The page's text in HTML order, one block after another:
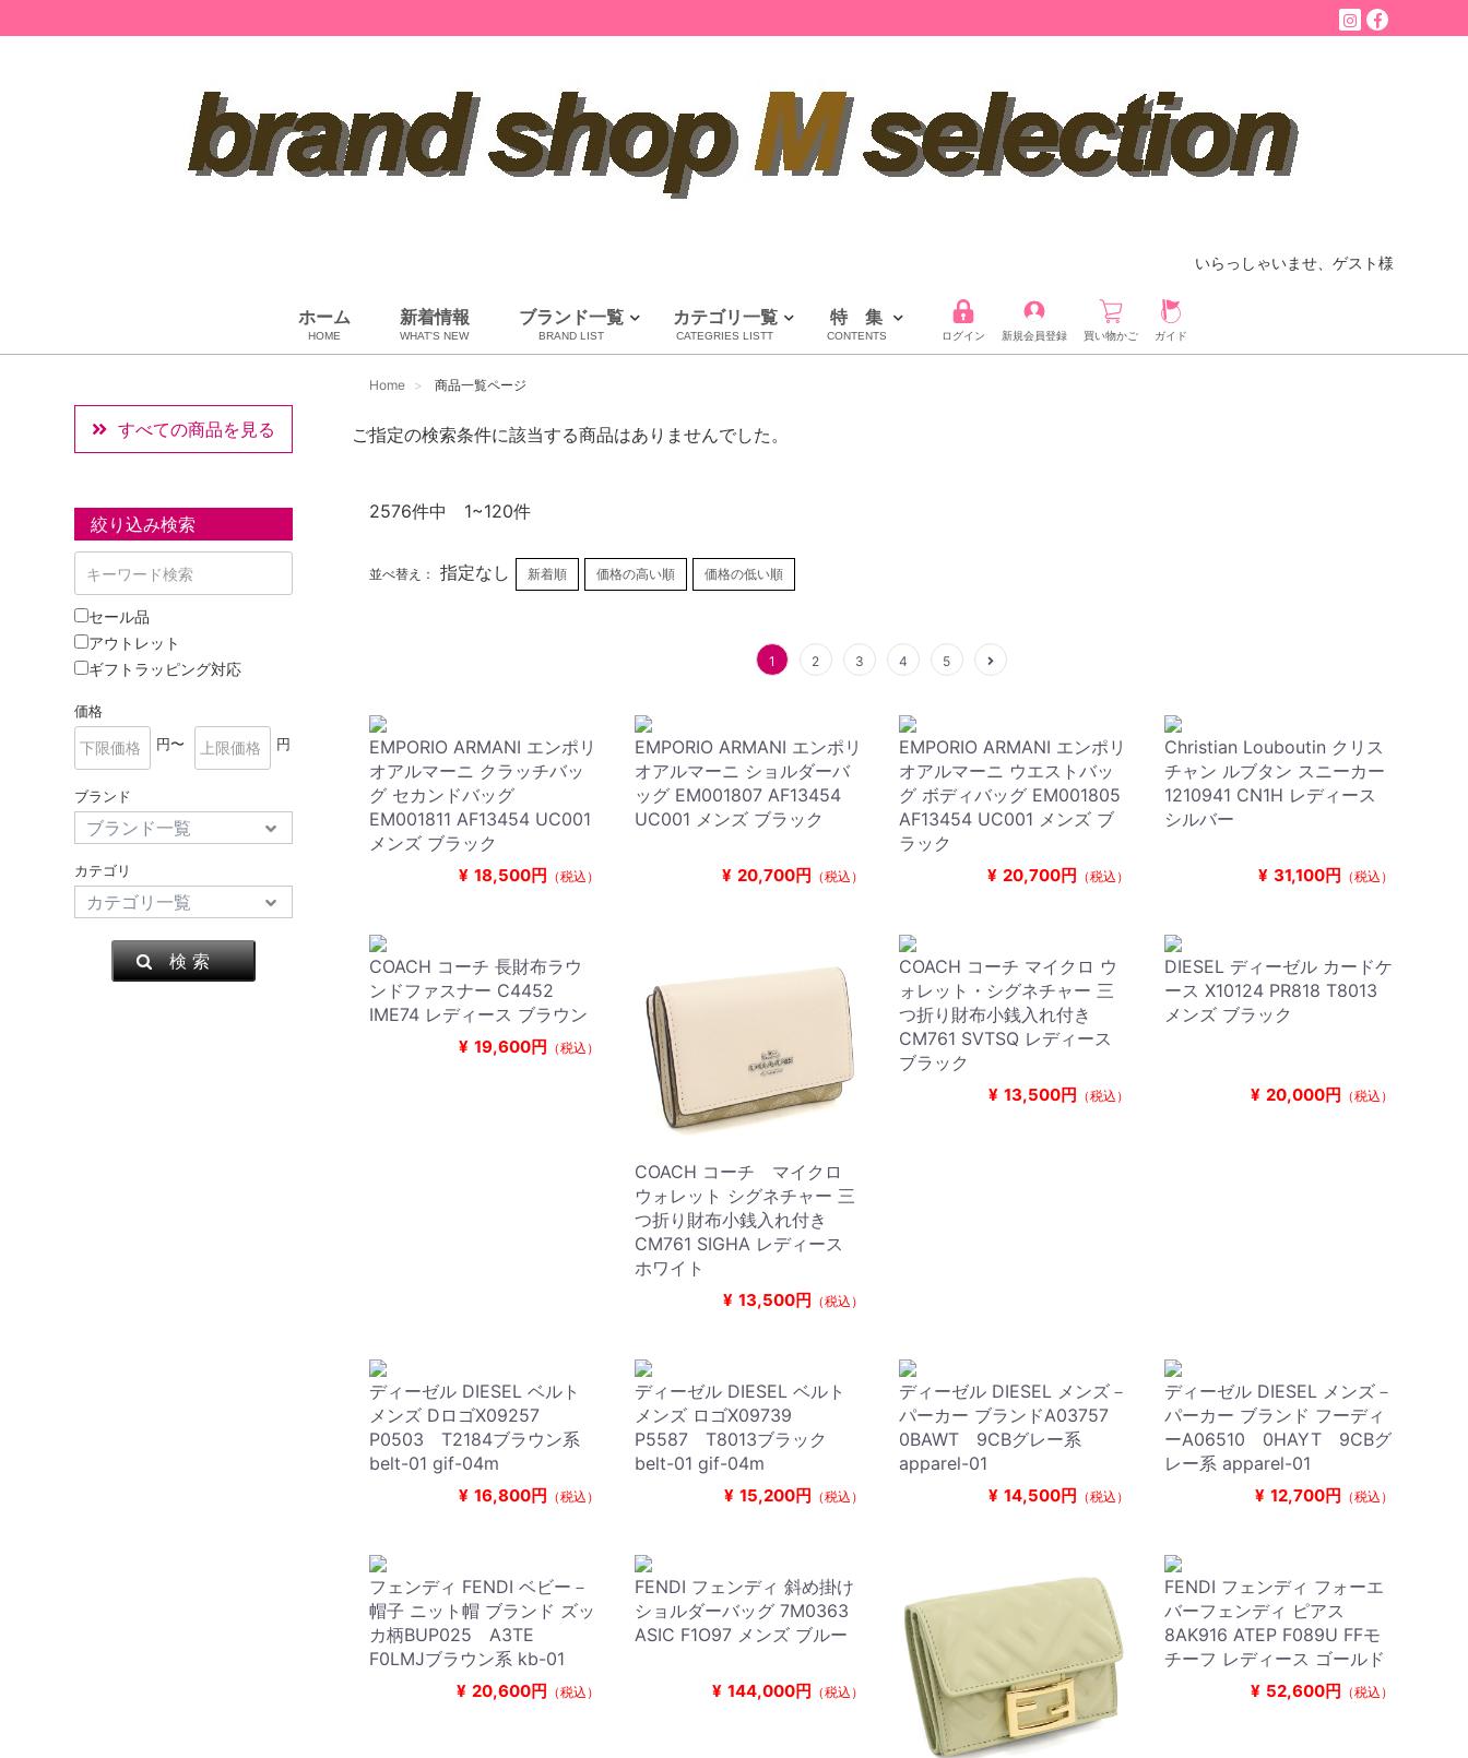
いらっしゃいませ、ゲスト様
ホーム
HOME
新着情報
WHAT'S NEW
ブランド一覧
BRAND LIST
ルイヴィトン
シャネル
エルメス
全てのブランドを見る
カテゴリ一覧
CATEGRIES LISTT
雑貨・その他
バッグ＆ポーチ
アロマ＆フレグランス
特 集
CONTENTS ログイン 新規会員登録 買い物かご ガイド
Home 商品一覧ページ
すべての商品を見る
絞り込み検索
セール品
アウトレット
ギフトラッピング対応
価格
円〜
円
ブランド
カテゴリ
検 索
ご指定の検索条件に該当する商品はありませんでした。
2576件中 1~120件
並べ替え： 指定なし 新着順 価格の高い順 価格の低い順
1 2 3 4 5
EMPORIO ARMANI エンポリ
オアルマーニ クラッチバッ
グ セカンドバッグ
EM001811 AF13454 UC001
メンズ ブラック
¥ 18,500円 （税込）
EMPORIO ARMANI エンポリ
オアルマーニ ショルダーバ
ッグ EM001807 AF13454
UC001 メンズ ブラック
¥ 20,700円 （税込）
EMPORIO ARMANI エンポリ
オアルマーニ ウエストバッ
グ ボディバッグ EM001805
AF13454 UC001 メンズ ブ
ラック
¥ 20,700円 （税込）
Christian Louboutin クリス
チャン ルブタン スニーカー
1210941 CN1H レディース
シルバー
¥ 31,100円 （税込）
COACH コーチ 長財布ラウ
ンドファスナー C4452
IME74 レディース ブラウン
¥ 19,600円 （税込）
COACH コーチ マイクロ
ウォレット シグネチャー 三
つ折り財布小銭入れ付き
CM761 SIGHA レディース
ホワイト
¥ 13,500円 （税込）
COACH コーチ マイクロ ウ
ォレット・シグネチャー 三
つ折り財布小銭入れ付き
CM761 SVTSQ レディース
ブラック
¥ 13,500円 （税込）
DIESEL ディーゼル カードケ
ース X10124 PR818 T8013
メンズ ブラック
¥ 20,000円 （税込）
ディーゼル DIESEL ベルト
メンズ DロゴX09257
P0503 T2184ブラウン系
belt-01 gif-04m
¥ 16,800円 （税込）
ディーゼル DIESEL ベルト
メンズ ロゴX09739
P5587 T8013ブラック
belt-01 gif-04m
¥ 15,200円 （税込）
ディーゼル DIESEL メンズ－
パーカー ブランドA03757
0BAWT 9CBグレー系
apparel-01
¥ 14,500円 （税込）
ディーゼル DIESEL メンズ－
パーカー ブランド フーディ
ーA06510 0HAYT 9CBグ
レー系 apparel-01
¥ 12,700円 （税込）
フェンディ FENDI ベビー－
帽子 ニット帽 ブランド ズッ
カ柄BUP025 A3TE
F0LMJブラウン系 kb-01
¥ 20,600円 （税込）
FENDI フェンディ 斜め掛け
ショルダーバッグ 7M0363
ASIC F1O97 メンズ ブルー
¥ 144,000円 （税込）
FENDI フェンディ フォーエ
バーフェンディ ピアス
8AK916 ATEP F089U FFモ
チーフ レディース ゴールド
¥ 52,600円 （税込）